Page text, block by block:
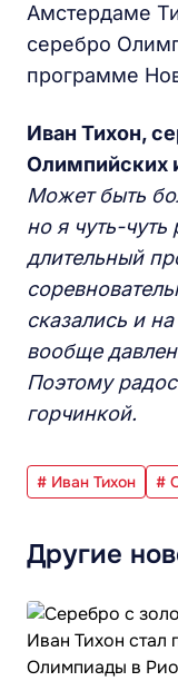
Амстердаме
серебро
программе
Иван Тихон,
Олимпийских
Может быть
но я чуть-
длительный
сказались и
вообще
Поэтому
горчинкой.
# Иван Тихон #
Другие